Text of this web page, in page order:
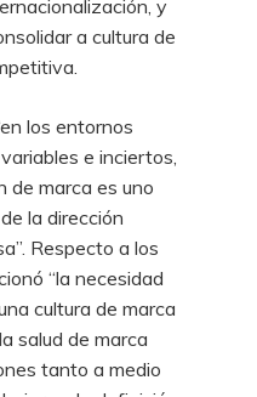
y
a cultura de
los entornos
e inciertos,
de marca es uno
la dirección
Respecto a los
“la necesidad
cultura de marca
salud de marca
tanto a medio